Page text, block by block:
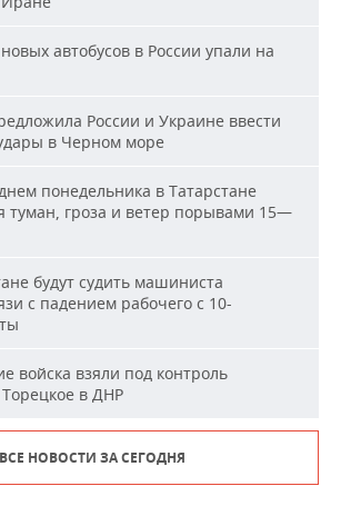
автобусов в России упали на
России и Украине ввести
в Черном море
понедельника в Татарстане
туман, гроза и ветер порывами 15—
будут судить машиниста
с падением рабочего с 10-
войска взяли под контроль
в ДНР
ВСЕ НОВОСТИ ЗА СЕГОДНЯ